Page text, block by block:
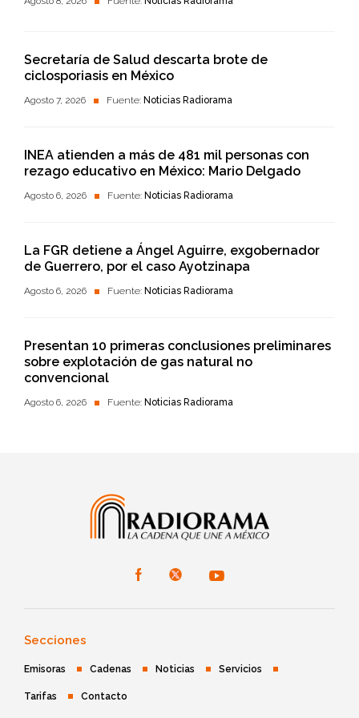
Secretaría de Salud descarta brote de
ciclosporiasis en México
Agosto 7, 2026 Fuente: Noticias Radiorama
INEA atienden a más de 481 mil personas con
rezago educativo en México: Mario Delgado
Agosto 6, 2026 Fuente: Noticias Radiorama
La FGR detiene a Ángel Aguirre, exgobernador
de Guerrero, por el caso Ayotzinapa
Agosto 6, 2026 Fuente: Noticias Radiorama
Presentan 10 primeras conclusiones preliminares
sobre explotación de gas natural no
convencional
Agosto 6, 2026 Fuente: Noticias Radiorama
Secciones
Emisoras Cadenas Noticias Servicios
Tarifas Contacto